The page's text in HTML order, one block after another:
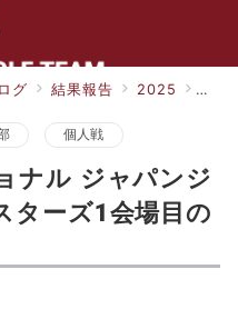
グ 結果報告 2025 石川
個人戦
ナル ジャパンジ
ターズ1会場目の